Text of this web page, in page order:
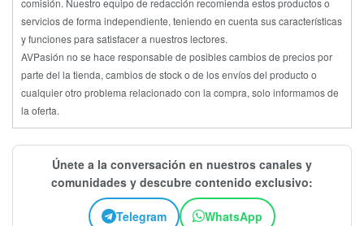
comisión. Nuestro equipo de redacción recomienda estos productos o
servicios de forma independiente, teniendo en cuenta sus características
y funciones para satisfacer a nuestros lectores.
AVPasión no se hace responsable de posibles cambios de precios por
parte del la tienda, cambios de stock o de los envíos del producto o
cualquier otro problema relacionado con la compra, solo informamos de
la oferta.
Únete a la conversación en nuestros canales y
comunidades y descubre contenido exclusivo:
Telegram WhatsApp